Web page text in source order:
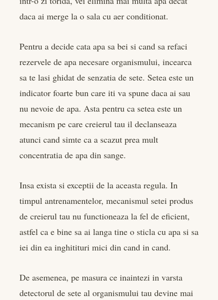
daca ai merge la o sala cu aer conditionat.
Pentru a decide cata apa sa bei si cand sa refaci
rezervele de apa necesare organismului, incearca
sa te lasi ghidat de senzatia de sete. Setea este un
indicator foarte bun care iti va spune daca ai sau
nu nevoie de apa. Asta pentru ca setea este un
mecanism pe care creierul tau il declanseaza
atunci cand simte ca a scazut prea mult
concentratia de apa din sange.
Insa exista si exceptii de la aceasta regula. In
timpul antrenamentelor, mecanismul setei produs
de creierul tau nu functioneaza la fel de eficient,
astfel ca e bine sa ai langa tine o sticla cu apa si sa
iei din ea inghitituri mici din cand in cand.
De asemenea, pe masura ce inaintezi in varsta
detectorul de sete al organismului tau devine mai